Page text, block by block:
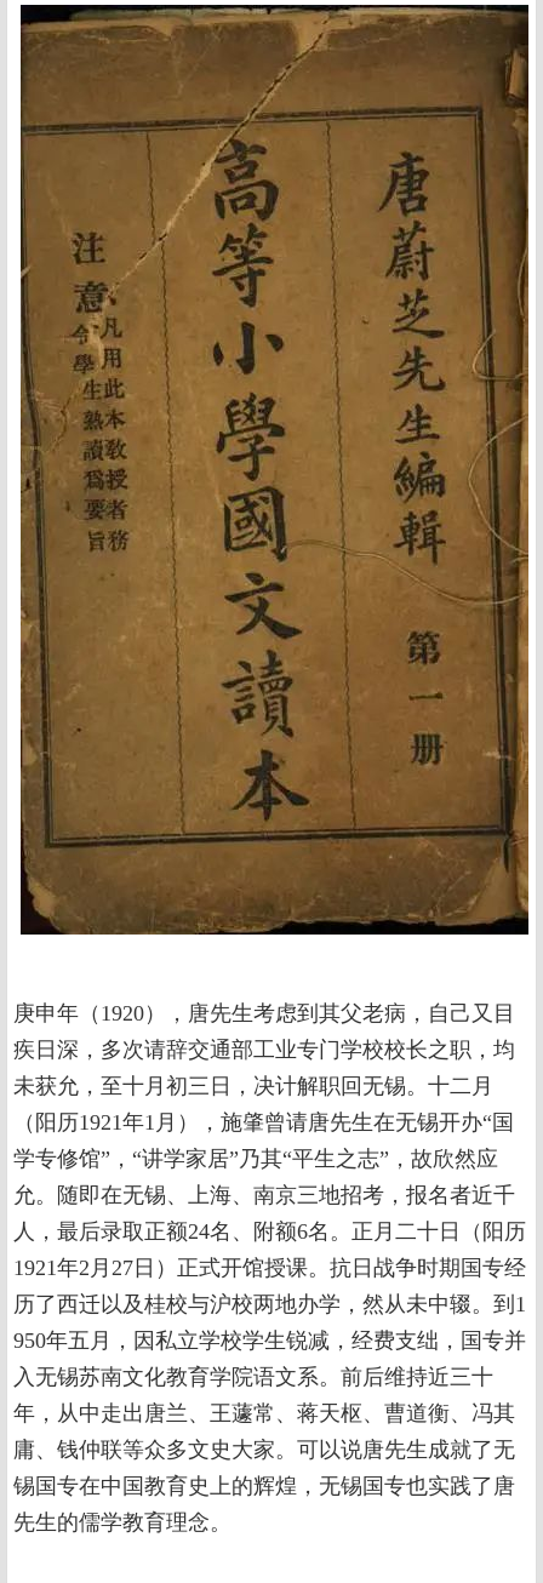
庚申年（1920），唐先生考虑到其父老病，自己又目
疾日深，多次请辞交通部工业专门学校校长之职，均
未获允，至十月初三日，决计解职回无锡。十二月
（阳历1921年1月），施肇曾请唐先生在无锡开办“国
学专修馆”，“讲学家居”乃其“平生之志”，故欣然应
允。随即在无锡、上海、南京三地招考，报名者近千
人，最后录取正额24名、附额6名。正月二十日（阳历
1921年2月27日）正式开馆授课。抗日战争时期国专经
历了西迁以及桂校与沪校两地办学，然从未中辍。到1
950年五月，因私立学校学生锐减，经费支绌，国专并
入无锡苏南文化教育学院语文系。前后维持近三十
年，从中走出唐兰、王蘧常、蒋天枢、曹道衡、冯其
庸、钱仲联等众多文史大家。可以说唐先生成就了无
锡国专在中国教育史上的辉煌，无锡国专也实践了唐
先生的儒学教育理念。